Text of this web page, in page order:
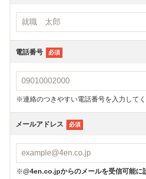
電話番号 必須
連絡のつきやすい電話番号を入力してく
メールアドレス 必須
@4en.co.jpからのメールを受信可能に